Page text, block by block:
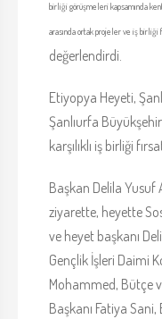
birliği görüşmeleri kapsamında
arasında ortak projeler ve iş birliği
değerlendirdi.
Etiyopya Heyeti,
Şanlıurfa
karşılıklı iş birliği
Başkan Delila Yusuf
ziyarette, heyette
ve heyet başkanı
Gençlik İşleri Daimi
Mohammed, Bütçe
Başkanı Fatiya